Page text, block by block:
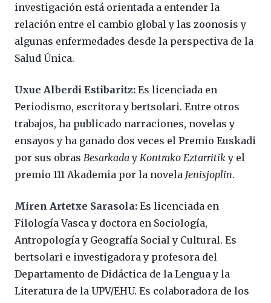
investigación está orientada a entender la
relación entre el cambio global y las zoonosis y
algunas enfermedades desde la perspectiva de la
Salud Única.
Uxue Alberdi Estibaritz: Es licenciada en
Periodismo, escritora y bertsolari. Entre otros
trabajos, ha publicado narraciones, novelas y
ensayos y ha ganado dos veces el Premio Euskadi
por sus obras Besarkaday Kontrako Eztarritiky el
premio 111 Akademia por la novela Jenisjoplin.
Miren Artetxe Sarasola: Es licenciada en
Filología Vasca y doctora en Sociología,
Antropología y Geografía Social y Cultural. Es
bertsolari e investigadora y profesora del
Departamento de Didáctica de la Lengua y la
Literatura de la UPV/EHU. Es colaboradora de los